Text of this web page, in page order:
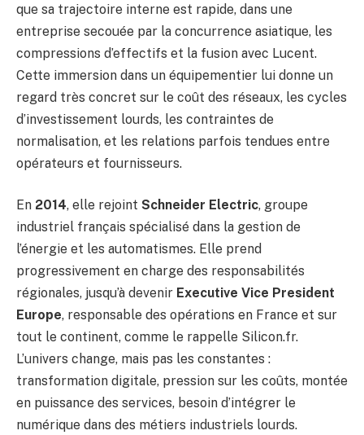
que sa trajectoire interne est rapide, dans une
entreprise secouée par la concurrence asiatique, les
compressions d’effectifs et la fusion avec Lucent.
Cette immersion dans un équipementier lui donne un
regard très concret sur le coût des réseaux, les cycles
d’investissement lourds, les contraintes de
normalisation, et les relations parfois tendues entre
opérateurs et fournisseurs.
En 2014, elle rejoint Schneider Electric, groupe
industriel français spécialisé dans la gestion de
l’énergie et les automatismes. Elle prend
progressivement en charge des responsabilités
régionales, jusqu’à devenir Executive Vice President
Europe, responsable des opérations en France et sur
tout le continent, comme le rappelle Silicon.fr.
L’univers change, mais pas les constantes :
transformation digitale, pression sur les coûts, montée
en puissance des services, besoin d’intégrer le
numérique dans des métiers industriels lourds.